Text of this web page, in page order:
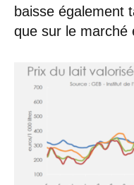
baisse également
que sur le marché